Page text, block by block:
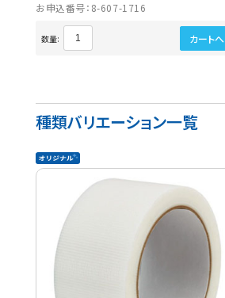
お申込番号：8-607-1716
数量: カートへ
種類バリエーション一覧